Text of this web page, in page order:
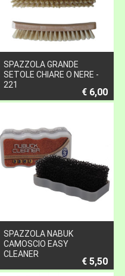
SPAZZOLA GRANDE
SETOLE CHIARE O NERE -
221
€ 6,00
SPAZZOLA NABUK
CAMOSCIO EASY
CLEANER
€ 5,50